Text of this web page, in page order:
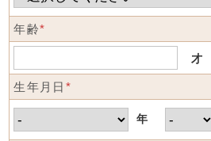
年齢*
才
生年月日 *
年